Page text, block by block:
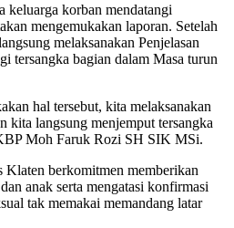
keluarga korban mendatangi
mengemukakan laporan. Setelah
melaksanakan Penjelasan
tersangka bagian dalam Masa turun
hal tersebut, kita melaksanakan
kita langsung menjemput tersangka
Moh Faruk Rozi SH SIK MSi.
Klaten berkomitmen memberikan
anak serta mengatasi konfirmasi
tak memakai memandang latar